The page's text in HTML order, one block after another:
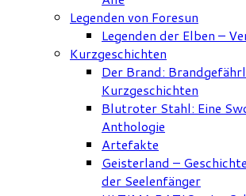
Legenden von Foresun
Legenden der Elben –
Kurzgeschichten
Der Brand:
Kurzgeschichten
Blutroter Stahl: Eine
Anthologie
Artefakte
Geisterland –
der Seelenfänger